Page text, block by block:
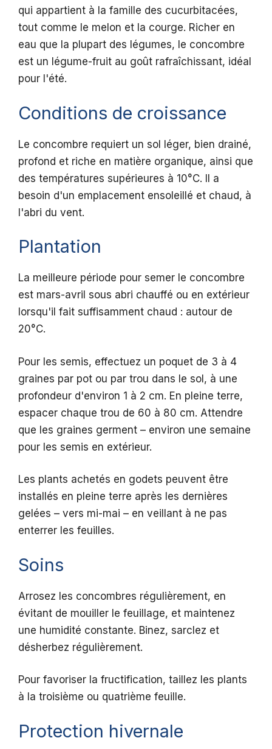
qui appartient à la famille des cucurbitacées,
tout comme le melon et la courge. Richer en
eau que la plupart des légumes, le concombre
est un légume-fruit au goût rafraîchissant, idéal
pour l'été.
Conditions de croissance
Le concombre requiert un sol léger, bien drainé,
profond et riche en matière organique, ainsi que
des températures supérieures à 10°C. Il a
besoin d'un emplacement ensoleillé et chaud, à
l'abri du vent.
Plantation
La meilleure période pour semer le concombre
est mars-avril sous abri chauffé ou en extérieur
lorsqu'il fait suffisamment chaud : autour de
20°C.
Pour les semis, effectuez un poquet de 3 à 4
graines par pot ou par trou dans le sol, à une
profondeur d'environ 1 à 2 cm. En pleine terre,
espacer chaque trou de 60 à 80 cm. Attendre
que les graines germent – environ une semaine
pour les semis en extérieur.
Les plants achetés en godets peuvent être
installés en pleine terre après les dernières
gelées – vers mi-mai – en veillant à ne pas
enterrer les feuilles.
Soins
Arrosez les concombres régulièrement, en
évitant de mouiller le feuillage, et maintenez
une humidité constante. Binez, sarclez et
désherbez régulièrement.
Pour favoriser la fructification, taillez les plants
à la troisième ou quatrième feuille.
Protection hivernale